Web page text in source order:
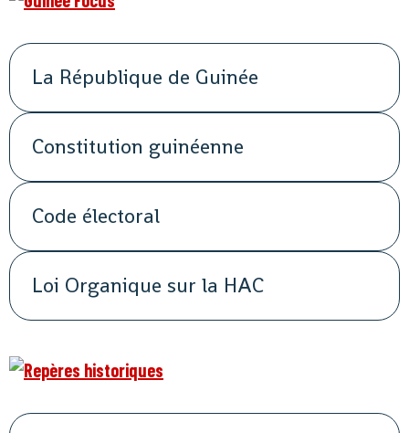
La République de Guinée
Constitution guinéenne
Code électoral
Loi Organique sur la HAC